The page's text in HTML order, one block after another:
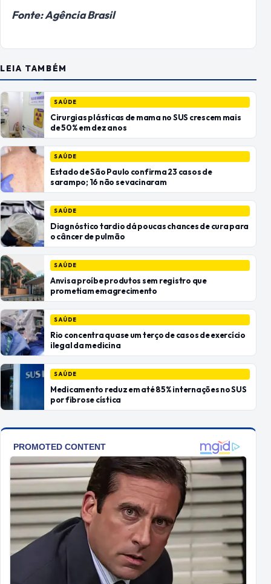
Fonte: Agência Brasil
LEIA TAMBÉM
SAÚDE
Cirurgias plásticas de mama no SUS crescem mais
de 50% em dez anos
SAÚDE
Estado de São Paulo confirma 23 casos de
sarampo; 16 não se vacinaram
SAÚDE
Diagnóstico tardio dá poucas chances de cura para
o câncer de pulmão
SAÚDE
Anvisa proíbe produtos sem registro que
prometiam emagrecimento
SAÚDE
Rio concentra quase um terço de casos de exercício
ilegal da medicina
SAÚDE
Medicamento reduz em até 85% internações no SUS
por fibrose cística